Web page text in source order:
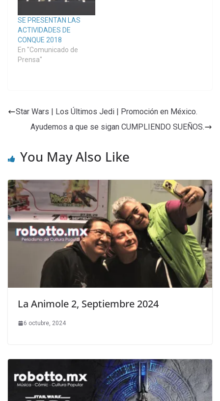
SE PRESENTAN LAS
ACTIVIDADES DE
CONQUE 2018
En "Comunicado de
Prensa"
Star Wars | Los Últimos Jedi | Promoción en México.
Ayudemos a que se sigan CUMPLIENDO SUEÑOS.
You May Also Like
La Animole 2, Septiembre 2024
6 octubre, 2024